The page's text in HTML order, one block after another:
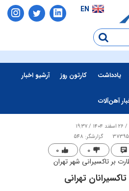
EN
یادداشت کارتون روز آرشیو اخبار
آهن‌آلات
گزارشگر: 548
۰ ۰
بر تاکسیرانی شهر تهران
تهرانی